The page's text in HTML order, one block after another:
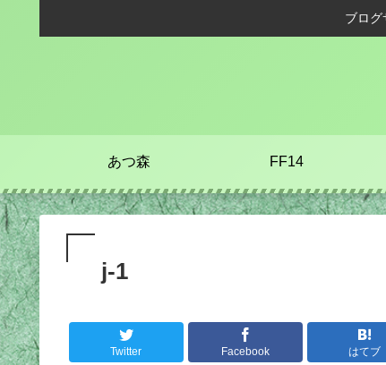
ブロ
あつ森 FF14
j-1
Twitter Facebook はてブ